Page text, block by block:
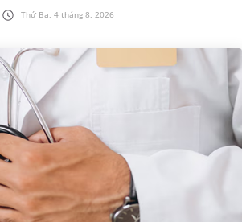
Thứ Ba, 4 tháng 8, 2026
dấu hiệu mờ nhạt, hoặc không có dấu hiệu.
Đây có thể là con đường dẫn...